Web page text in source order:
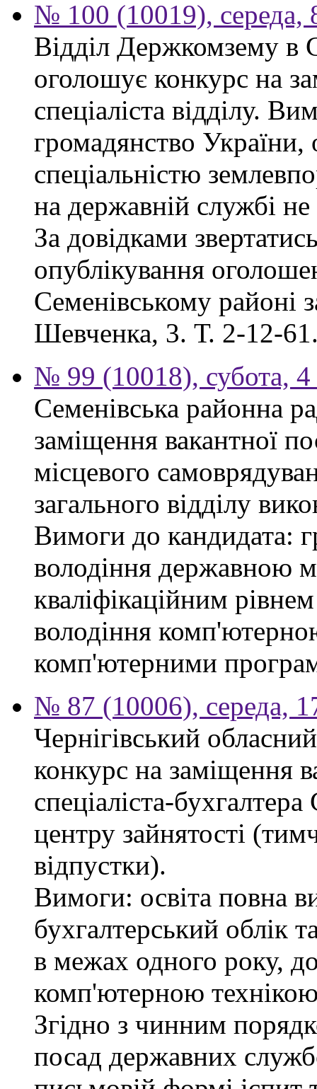
№ 100 (10019), середа,
Відділ Держкомзему в
оголошує конкурс на
спеціаліста відділу.
громадянство України,
спеціальністю
на державній службі
За довідками
опублікування
Семенівському районі
Шевченка, 3. Т. 2-12-
№ 99 (10018), субота, 4
Семенівська районна
заміщення вакантної
місцевого
загального відділу
Вимоги до кандидата:
володіння державною
кваліфікаційним
володіння
комп'ютерними
№ 87 (10006), середа,
Чернігівський
конкурс на заміщення
спеціаліста-
центру зайнятості
відпустки).
Вимоги: освіта повна
бухгалтерський облік
в межах одного року,
комп'ютерною
Згідно з чинним
посад державних